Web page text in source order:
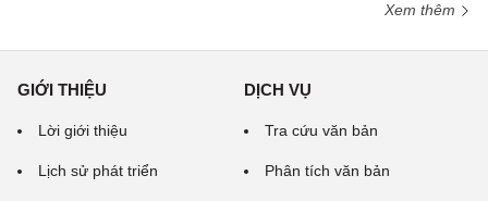
Xem thêm
GIỚI THIỆU
Lời giới thiệu
Lịch sử phát triển
DỊCH VỤ
Tra cứu văn bản
Phân tích văn bản